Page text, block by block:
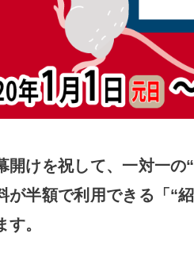
開けを祝して、一対一
が半額で利用できる「“
。